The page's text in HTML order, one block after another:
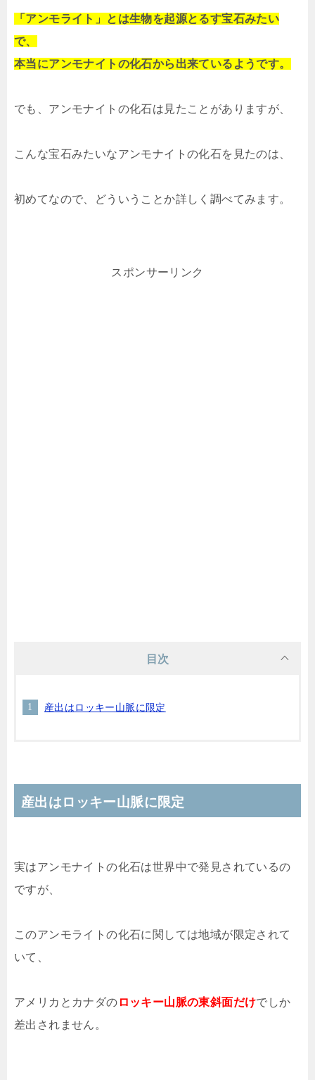
「アンモライト」とは生物を起源とるす宝石みたい
で、
本当にアンモナイトの化石から出来ているようです。
でも、アンモナイトの化石は見たことがありますが、
こんな宝石みたいなアンモナイトの化石を見たのは、
初めてなので、どういうことか詳しく調べてみます。
スポンサーリンク
目次
産出はロッキー山脈に限定
産出はロッキー山脈に限定
実はアンモナイトの化石は世界中で発見されているの
ですが、
このアンモライトの化石に関しては地域が限定されて
いて、
アメリカとカナダの ロッキー山脈の東斜面だけでしか
差出されません。